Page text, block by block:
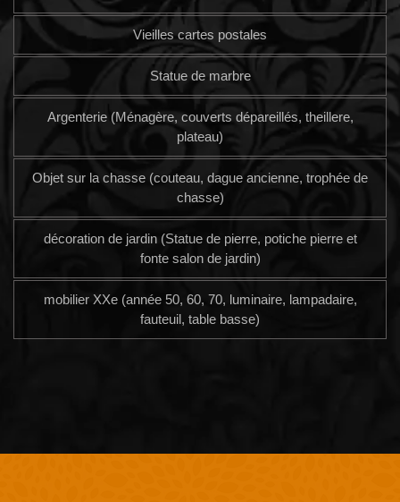
Vieilles cartes postales
Statue de marbre
Argenterie (Ménagère, couverts dépareillés, theillere,
plateau)
Objet sur la chasse (couteau, dague ancienne, trophée de
chasse)
décoration de jardin (Statue de pierre, potiche pierre et
fonte salon de jardin)
mobilier XXe (année 50, 60, 70, luminaire, lampadaire,
fauteuil, table basse)